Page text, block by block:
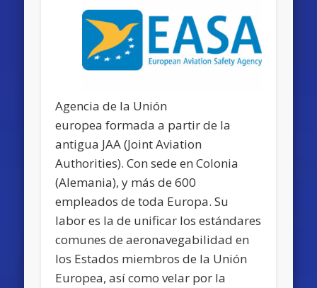
Agencia de la Unión
europea formada a partir de la
antigua JAA (Joint Aviation
Authorities). Con sede en Colonia
(Alemania), y más de 600
empleados de toda Europa. Su
labor es la de unificar los estándares
comunes de aeronavegabilidad en
los Estados miembros de la Unión
Europea, así como velar por la